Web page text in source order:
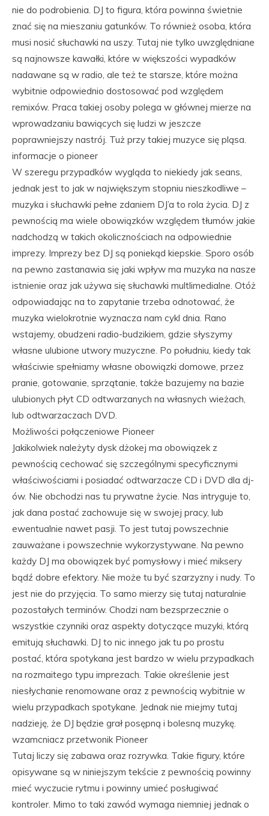
nie do podrobienia. DJ to figura, która powinna świetnie
znać się na mieszaniu gatunków. To również osoba, która
musi nosić słuchawki na uszy. Tutaj nie tylko uwzględniane
są najnowsze kawałki, które w większości wypadków
nadawane są w radio, ale też te starsze, które można
wybitnie odpowiednio dostosować pod względem
remixów. Praca takiej osoby polega w głównej mierze na
wprowadzaniu bawiących się ludzi w jeszcze
poprawniejszy nastrój. Tuż przy takiej muzyce się pląsa.
informacje o pioneer
W szeregu przypadków wygląda to niekiedy jak seans,
jednak jest to jak w największym stopniu nieszkodliwe –
muzyka i słuchawki pełne zdaniem DJ’a to rola życia. DJ z
pewnością ma wiele obowiązków względem tłumów jakie
nadchodzą w takich okolicznościach na odpowiednie
imprezy. Imprezy bez DJ są poniekąd kiepskie. Sporo osób
na pewno zastanawia się jaki wpływ ma muzyka na nasze
istnienie oraz jak używa się słuchawki multlimedialne. Otóż
odpowiadając na to zapytanie trzeba odnotować, że
muzyka wielokrotnie wyznacza nam cykl dnia. Rano
wstajemy, obudzeni radio-budzikiem, gdzie słyszymy
własne ulubione utwory muzyczne. Po południu, kiedy tak
właściwie spełniamy własne obowiązki domowe, przez
pranie, gotowanie, sprzątanie, także bazujemy na bazie
ulubionych płyt CD odtwarzanych na własnych wieżach,
lub odtwarzaczach DVD.
Możliwości połączeniowe Pioneer
Jakikolwiek należyty dysk dżokej ma obowiązek z
pewnością cechować się szczególnymi specyficznymi
właściwościami i posiadać odtwarzacze CD i DVD dla dj-
ów. Nie obchodzi nas tu prywatne życie. Nas intryguje to,
jak dana postać zachowuje się w swojej pracy, lub
ewentualnie nawet pasji. To jest tutaj powszechnie
zauważane i powszechnie wykorzystywane. Na pewno
każdy DJ ma obowiązek być pomysłowy i mieć miksery
bądź dobre efektory. Nie może tu być szarzyzny i nudy. To
jest nie do przyjęcia. To samo mierzy się tutaj naturalnie
pozostałych terminów. Chodzi nam bezsprzecznie o
wszystkie czynniki oraz aspekty dotyczące muzyki, którą
emitują słuchawki. DJ to nic innego jak tu po prostu
postać, która spotykana jest bardzo w wielu przypadkach
na rozmaitego typu imprezach. Takie określenie jest
niesłychanie renomowane oraz z pewnością wybitnie w
wielu przypadkach spotykane. Jednak nie miejmy tutaj
nadzieję, że DJ będzie grał posępną i bolesną muzykę.
wzamcniacz przetwonik Pioneer
Tutaj liczy się zabawa oraz rozrywka. Takie figury, które
opisywane są w niniejszym tekście z pewnością powinny
mieć wyczucie rytmu i powinny umieć posługiwać
kontroler. Mimo to taki zawód wymaga niemniej jednak o